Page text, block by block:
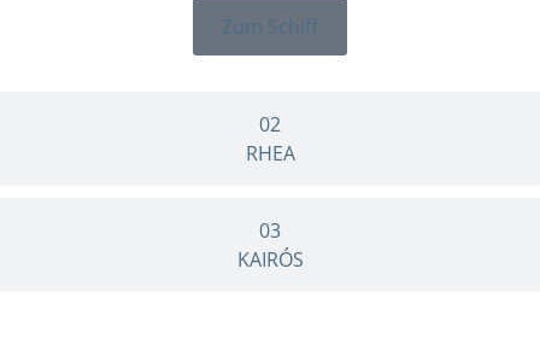
02
RHEA
03
KAIRÓS
Zum Schiff